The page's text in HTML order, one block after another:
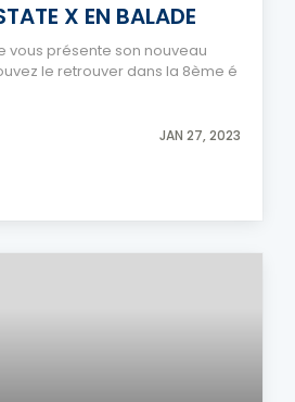
X EN BALADE
vous présente son nouveau
le retrouver dans la 8ème é
JAN 27, 2023